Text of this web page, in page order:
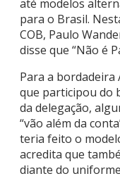
até modelos
para o Brasil.
COB, Paulo
disse que “Não é
Para a bordadeira
que participou do
da delegação,
“vão além da
teria feito o
acredita que
diante do